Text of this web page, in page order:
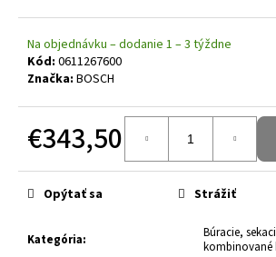
Na objednávku – dodanie 1 – 3 týždne
Kód: 0611267600
Značka: BOSCH
€343,50
Kategória:
Búracie,
kombinované
Opýtať sa Strážiť